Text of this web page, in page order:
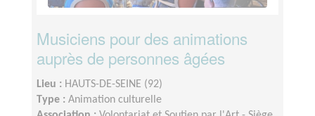
Musiciens pour des animations
auprès de personnes âgées
Lieu : HAUTS-DE-SEINE (92)
Type : Animation culturelle